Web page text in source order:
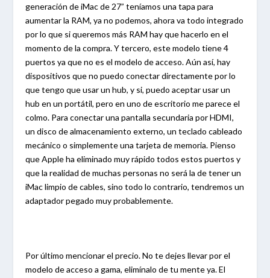
generación de iMac de 27” teníamos una tapa para
aumentar la RAM, ya no podemos, ahora va todo integrado
por lo que si queremos más RAM hay que hacerlo en el
momento de la compra. Y tercero, este modelo tiene 4
puertos ya que no es el modelo de acceso. Aún así, hay
dispositivos que no puedo conectar directamente por lo
que tengo que usar un hub, y si, puedo aceptar usar un
hub en un portátil, pero en uno de escritorio me parece el
colmo. Para conectar una pantalla secundaria por HDMI,
un disco de almacenamiento externo, un teclado cableado
mecánico o simplemente una tarjeta de memoria. Pienso
que Apple ha eliminado muy rápido todos estos puertos y
que la realidad de muchas personas no será la de tener un
iMac limpio de cables, sino todo lo contrario, tendremos un
adaptador pegado muy probablemente.
Por último mencionar el precio. No te dejes llevar por el
modelo de acceso a gama, elimínalo de tu mente ya. El